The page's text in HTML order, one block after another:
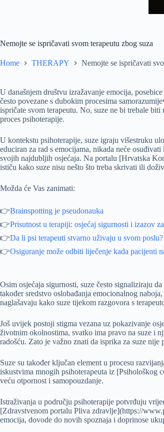
Nemojte se ispričavati svom terapeutu zbog suza
Home THERAPY Nemojte se ispričavati
U današnjem društvu izražavanje emocija,
često povezane s dubokim procesima
ispričate svom terapeutu. No, suze ne bi trebale
proces psihoterapije.
U kontekstu psihoterapije, suze igraju višestruku
educiran za rad s emocijama, nikada neće
svojih najdubljih osjećaja. Na portalu [Hrvatska
ističu kako suze nisu nešto što treba skrivati ili
Možda će Vas zanimati:
👉Brainspotting je pseudonauka
👉Prisutnost u terapiji: osjećaj sigurnosti i izazov
👉Da li psi terapeuti stvarno uživaju u svom poslu?
👉Osiguranje može odbiti liječenje kada pacijenti
Osim osjećaja sigurnosti, suze često signaliziraju
također sredstvo oslobađanja emocionalnog
naglašavaju kako suze tijekom razgovora s
Još uvijek postoji stigma vezana uz pokazivanje
životnim okolnostima, svatko ima pravo na suze i
radošću. Zato je važno znati da isprika za suze
Suze su također ključan element u procesu
iskustvima mnogih psihoterapeuta iz [Psihološkog
veću otpornost i samopouzdanje.
Istraživanja u području psihoterapije potvrđuju
[Zdravstvenom portalu Pliva zdravlje](https://
emocija, dovode do novih spoznaja i doprinose